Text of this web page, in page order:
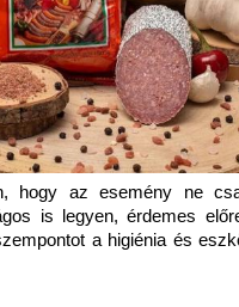
hogy az esemény ne
is legyen, érdemes
a higiénia és